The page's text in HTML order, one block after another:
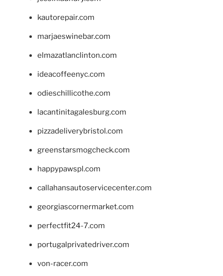
kautorepair.com
marjaeswinebar.com
elmazatlanclinton.com
ideacoffeenyc.com
odieschillicothe.com
lacantinitagalesburg.com
pizzadeliverybristol.com
greenstarsmogcheck.com
happypawspl.com
callahansautoservicecenter.com
georgiascornermarket.com
perfectfit24-7.com
portugalprivatedriver.com
von-racer.com